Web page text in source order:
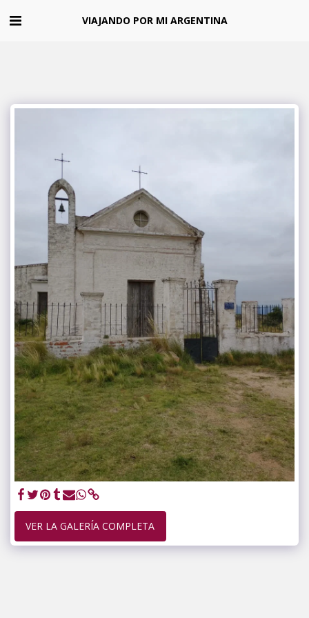
VIAJANDO POR MI ARGENTINA
VER LA GALERÍA COMPLETA